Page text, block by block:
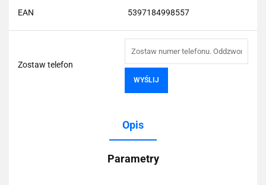
EAN 5397184998557
Zostaw telefon
WYŚLIJ
Opis
Parametry